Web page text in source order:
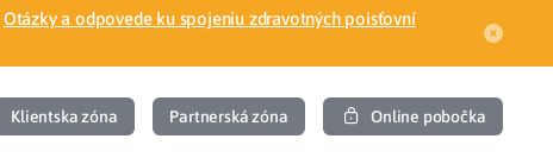
Otázky a odpovede ku spojeniu zdravotných poisťovní
Klientska zóna Partnerská zóna Online pobočka